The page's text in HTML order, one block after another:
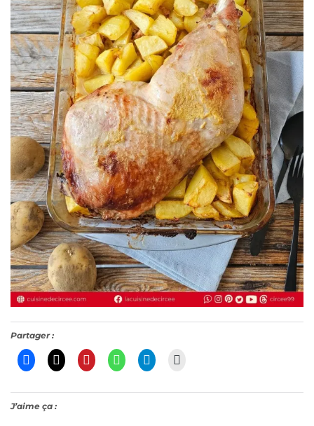
Partager :
J’aime ça :